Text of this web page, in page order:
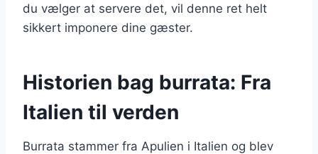
du vælger at servere det, vil denne ret helt
sikkert imponere dine gæster.
Historien bag burrata: Fra
Italien til verden
Burrata stammer fra Apulien i Italien og blev